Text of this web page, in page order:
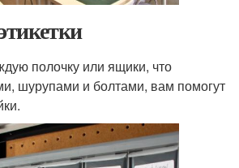
полочку или ящики, что
шурупами и болтами, вам помогут